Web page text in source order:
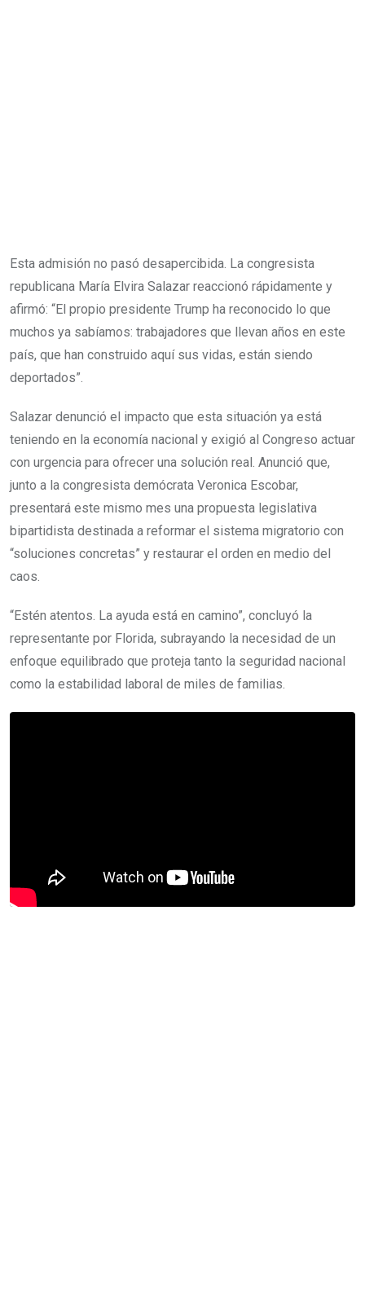
Esta admisión no pasó desapercibida. La congresista
republicana María Elvira Salazar reaccionó rápidamente y
afirmó: “El propio presidente Trump ha reconocido lo que
muchos ya sabíamos: trabajadores que llevan años en este
país, que han construido aquí sus vidas, están siendo
deportados”.
Salazar denunció el impacto que esta situación ya está
teniendo en la economía nacional y exigió al Congreso actuar
con urgencia para ofrecer una solución real. Anunció que,
junto a la congresista demócrata Veronica Escobar,
presentará este mismo mes una propuesta legislativa
bipartidista destinada a reformar el sistema migratorio con
“soluciones concretas” y restaurar el orden en medio del
caos.
“Estén atentos. La ayuda está en camino”, concluyó la
representante por Florida, subrayando la necesidad de un
enfoque equilibrado que proteja tanto la seguridad nacional
como la estabilidad laboral de miles de familias.